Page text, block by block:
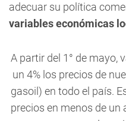
adecuar su política
variables económicas
A partir del 1° de mayo,
un 4% los precios de
gasoil) en todo el país.
precios en menos de